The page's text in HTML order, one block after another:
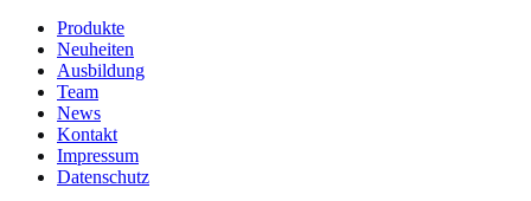
Produkte
Neuheiten
Ausbildung
Team
News
Kontakt
Impressum
Datenschutz